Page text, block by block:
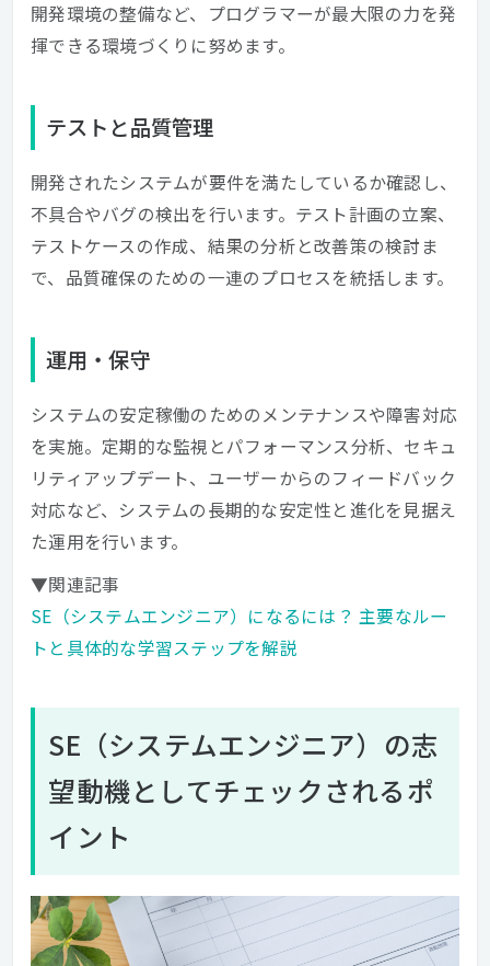
開発環境の整備など、プログラマーが最大限の力を発
揮できる環境づくりに努めます。
テストと品質管理
開発されたシステムが要件を満たしているか確認し、
不具合やバグの検出を行います。テスト計画の立案、
テストケースの作成、結果の分析と改善策の検討ま
で、品質確保のための一連のプロセスを統括します。
運用・保守
システムの安定稼働のためのメンテナンスや障害対応
を実施。定期的な監視とパフォーマンス分析、セキュ
リティアップデート、ユーザーからのフィードバック
対応など、システムの長期的な安定性と進化を見据え
た運用を行います。
▼関連記事
SE（システムエンジニア）になるには？ 主要なルー
トと具体的な学習ステップを解説
SE（システムエンジニア）の志
望動機としてチェックされるポ
イント